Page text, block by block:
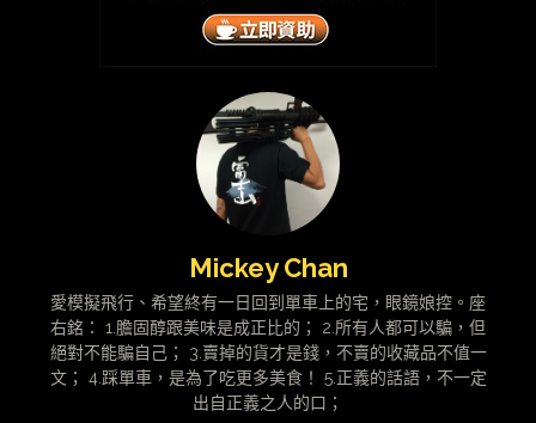
Mickey Chan
愛模擬飛行、希望終有一日回到單車上的宅，眼鏡娘控。座
右銘： 1.膽固醇跟美味是成正比的； 2.所有人都可以騙，但
絕對不能騙自己； 3.賣掉的貨才是錢，不賣的收藏品不值一
文； 4.踩單車，是為了吃更多美食！ 5.正義的話語，不一定
出自正義之人的口；